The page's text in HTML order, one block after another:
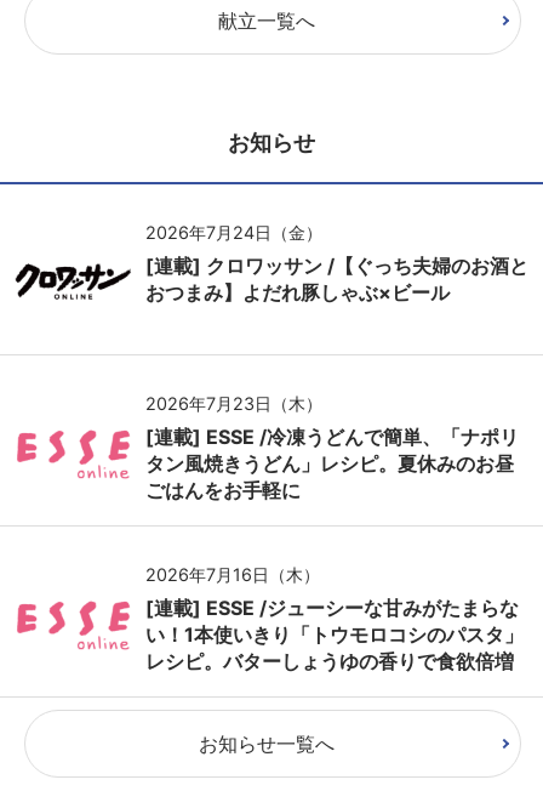
献立一覧へ
お知らせ
2026年7月24日（金）
[連載] クロワッサン /【ぐっち夫婦のお酒と
おつまみ】よだれ豚しゃぶ×ビール
2026年7月23日（木）
[連載] ESSE /冷凍うどんで簡単、「ナポリ
タン風焼きうどん」レシピ。夏休みのお昼
ごはんをお手軽に
2026年7月16日（木）
[連載] ESSE /ジューシーな甘みがたまらな
い！1本使いきり「トウモロコシのパスタ」
レシピ。バターしょうゆの香りで食欲倍増
お知らせ一覧へ